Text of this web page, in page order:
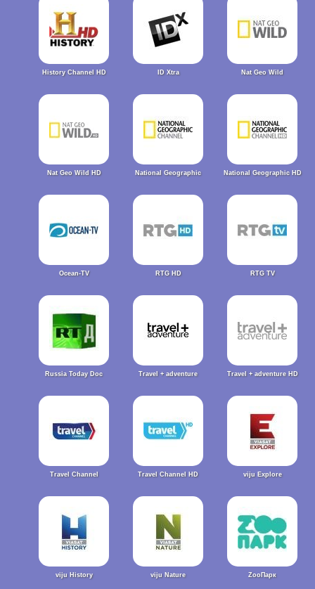
History Channel HD ID Xtra Nat Geo Wild
Nat Geo Wild HD National Geographic National Geographic HD
Ocean-TV RTG HD RTG TV
Russia Today Doc Travel + adventure Travel + adventure HD
Travel Channel Travel Channel HD viju Explore
viju History viju Nature ZooПарк